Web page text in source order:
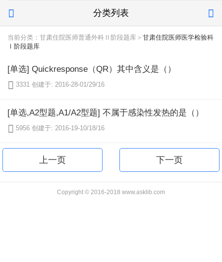
 分类列表 
当前分类：甘肃住院医师普通外科Ⅱ阶段题库＞ 甘肃住院医师医学检验科
Ⅰ阶段题库
[单选] Quickresponse（QR）其中含义是（）
 3331 创建于: 2016-28-01/29/16
[单选,A2型题,A1/A2型题] 不属于感染性发热的是（）
 5956 创建于: 2016-19-10/18/16
上一页 下一页
Copyright © 2016-2018 www.asklib.com